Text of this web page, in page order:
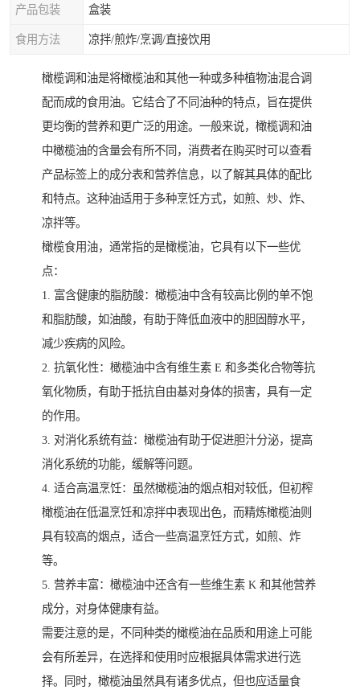
产品包装 盒装
食用方法 凉拌/煎炸/烹调/直接饮用
橄榄调和油是将橄榄油和其他一种或多种植物油混合调
配而成的食用油。它结合了不同油种的特点，旨在提供
更均衡的营养和更广泛的用途。一般来说，橄榄调和油
中橄榄油的含量会有所不同，消费者在购买时可以查看
产品标签上的成分表和营养信息，以了解其具体的配比
和特点。这种油适用于多种烹饪方式，如煎、炒、炸、
凉拌等。
橄榄食用油，通常指的是橄榄油，它具有以下一些优
点：
1. 富含健康的脂肪酸：橄榄油中含有较高比例的单不饱
和脂肪酸，如油酸，有助于降低血液中的胆固醇水平，
减少疾病的风险。
2. 抗氧化性：橄榄油中含有维生素 E 和多类化合物等抗
氧化物质，有助于抵抗自由基对身体的损害，具有一定
的作用。
3. 对消化系统有益：橄榄油有助于促进胆汁分泌，提高
消化系统的功能，缓解等问题。
4. 适合高温烹饪：虽然橄榄油的烟点相对较低，但初榨
橄榄油在低温烹饪和凉拌中表现出色，而精炼橄榄油则
具有较高的烟点，适合一些高温烹饪方式，如煎、炸
等。
5. 营养丰富：橄榄油中还含有一些维生素 K 和其他营养
成分，对身体健康有益。
需要注意的是，不同种类的橄榄油在品质和用途上可能
会有所差异，在选择和使用时应根据具体需求进行选
择。同时，橄榄油虽然具有诸多优点，但也应适量食